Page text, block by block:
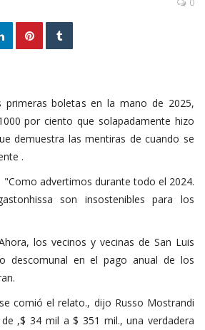
primeras boletas en la mano de 2025,
por ciento que solapadamente hizo
demuestra las mentiras de cuando se
.
"Como advertimos durante todo el 2024.
son insostenibles para los
los vecinos y vecinas de San Luis
descomunal en el pago anual de los
comió el relato., dijo Russo Mostrandi
,$ 34 mil a $ 351 mil., una verdadera